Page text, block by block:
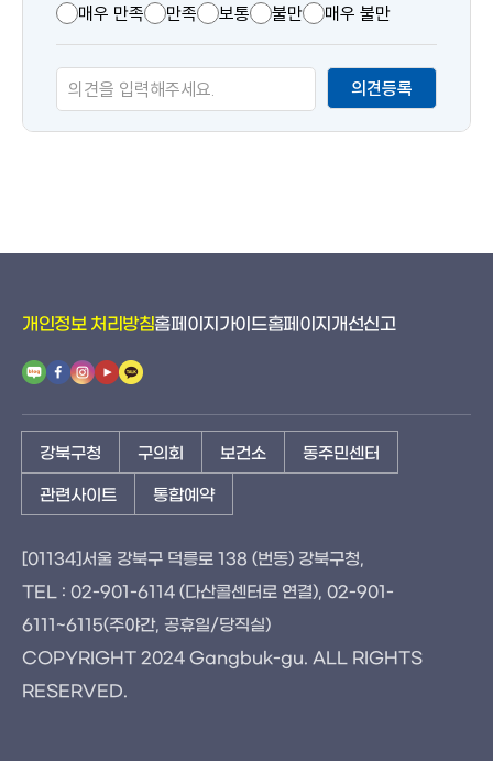
츠
만
족
도
매우 만족
만족 보통 불만 매우 불만
의견등록
개인정보 처리방침홈페이지가이드홈페이지개선신고
강북구청 구의회 보건소 동주민센터
관련사이트 통합예약
[01134]서울 강북구 덕릉로 138 (번동) 강북구청,
TEL : 02-901-6114 (다산콜센터로 연결), 02-901-
6111~6115(주야간, 공휴일/당직실)
COPYRIGHT 2024 Gangbuk-gu. ALL RIGHTS
RESERVED.